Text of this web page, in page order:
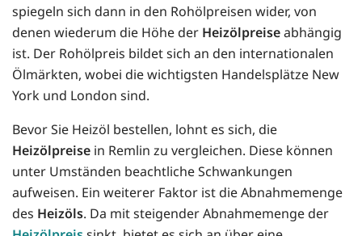
spiegeln sich dann in den Rohölpreisen wider, von
denen wiederum die Höhe der Heizölpreiseabhängig
ist. Der Rohölpreis bildet sich an den internationalen
Ölmärkten, wobei die wichtigsten Handelsplätze New
York und London sind.
Bevor Sie Heizöl bestellen, lohnt es sich, die
Heizölpreise in Remlin zu vergleichen. Diese können
unter Umständen beachtliche Schwankungen
aufweisen. Ein weiterer Faktor ist die Abnahmemenge
des Heizöls. Da mit steigender Abnahmemenge der